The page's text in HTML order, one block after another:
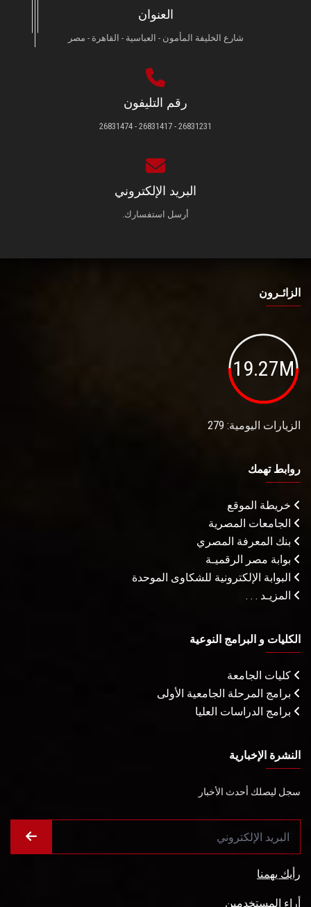
العنوان
شارع الخليفة المأمون - العباسية - القاهرة - مصر
رقم التليفون
26831231 - 26831417 - 26831474
البريد الإلكتروني
أرسل استفسارك.
الزائـرون
19.27M
الزيارات اليومية: 279
روابط تهمك
خريطة الموقع
الجامعات المصرية
بنك المعرفة المصري
بوابة مصر الرقميـة
البوابة الإلكترونية للشكاوى الموحدة
المزيـد . . .
الكليات و البرامج النوعية
كليات الجامعة
برامج المرحلة الجامعية الأولى
برامج الدراسات العليا
النشرة الإخبارية
سجل ليصلك أحدث الأخبار
رأيك يهمنا
أراء المستخدمين